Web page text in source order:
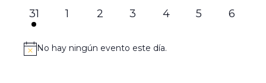
eventoseventoseventoseventoseventoseventos
1
evento
31
0
1
0
2
0
3
0
4
0
5
0
6
AvisoNo hay ningún evento este día.